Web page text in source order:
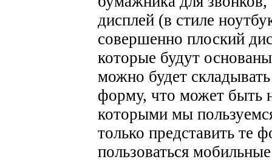
дисплей (в стиле
совершенно плоский
которые будут
можно будет
форму, что может быть
которыми мы
только представить
пользоваться